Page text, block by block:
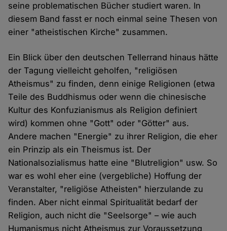
seine problematischen Bücher studiert waren. In
diesem Band fasst er noch einmal seine Thesen von
einer "atheistischen Kirche" zusammen.
Ein Blick über den deutschen Tellerrand hinaus hätte
der Tagung vielleicht geholfen, "religiösen
Atheismus" zu finden, denn einige Religionen (etwa
Teile des Buddhismus oder wenn die chinesische
Kultur des Konfuzianismus als Religion definiert
wird) kommen ohne "Gott" oder "Götter" aus.
Andere machen "Energie" zu ihrer Religion, die eher
ein Prinzip als ein Theismus ist. Der
Nationalsozialismus hatte eine "Blutreligion" usw. So
war es wohl eher eine (vergebliche) Hoffung der
Veranstalter, "religiöse Atheisten" hierzulande zu
finden. Aber nicht einmal Spiritualität bedarf der
Religion, auch nicht die "Seelsorge" – wie auch
Humanismus nicht Atheismus zur Voraussetzung